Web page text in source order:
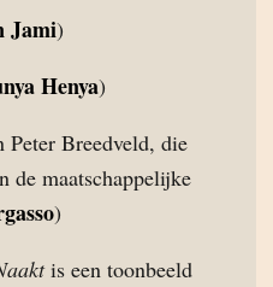
Jami)
Henya)
Peter Breedveld, die
de maatschappelijke
)
is een toonbeeld